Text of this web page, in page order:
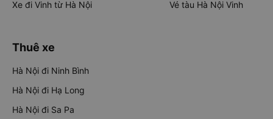
Xe đi Vinh từ Hà Nội
Vé tàu Hà Nội Vinh
Thuê xe
Hà Nội đi Ninh Bình
Hà Nội đi Hạ Long
Hà Nội đi Sa Pa